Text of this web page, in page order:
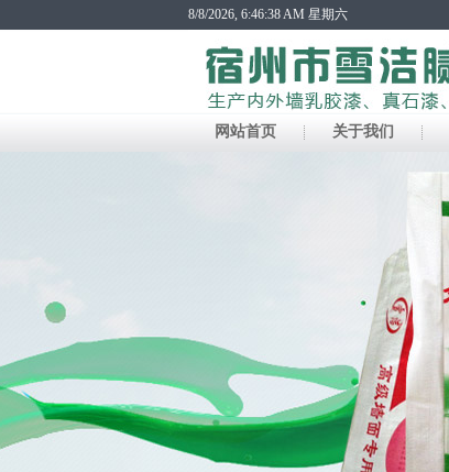
8/8/2026, 6:46:39 AM 星期六
网站首页 关于我们